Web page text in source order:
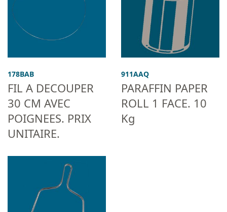
178BAB
FIL A DECOUPER
30 CM AVEC
POIGNEES. PRIX
UNITAIRE.
911AAQ
PARAFFIN PAPER
ROLL 1 FACE. 10
Kg